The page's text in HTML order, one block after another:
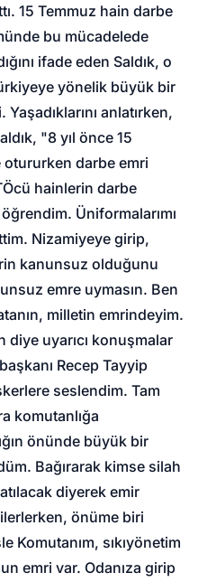
15 Temmuz hain darbe
bu mücadelede
ifade eden Saldık, o
yönelik büyük bir
anlatırken,
"8 yıl önce 15
darbe emri
hainlerin darbe
Üniformalarımı
Nizamiyeye girip,
kanunsuz olduğunu
emre uymasın. Ben
milletin emrindeyim.
diye uyarıcı konuşmalar
Recep Tayyip
seslendim. Tam
komutanlığa
önünde büyük bir
Bağırarak kimse silah
diyerek emir
önüme biri
sıkıyönetim
emri var. Odanıza girip